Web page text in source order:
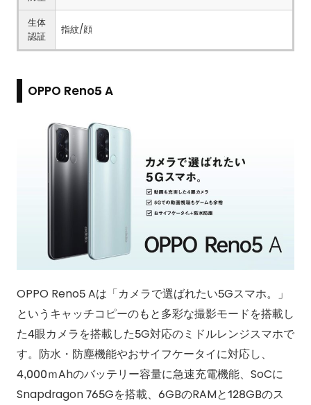
生体
認証
指紋/顔
OPPO Reno5 A
OPPO Reno5 Aは「カメラで選ばれたい5Gスマホ。」
というキャッチコピーのもと多彩な撮影モードを搭載し
た4眼カメラを搭載した5G対応のミドルレンジスマホで
す。防水・防塵機能やおサイフケータイに対応し、
4,000ｍAhのバッテリー容量に急速充電機能、SoCに
Snapdragon 765Gを搭載、6GBのRAMと128GBのス